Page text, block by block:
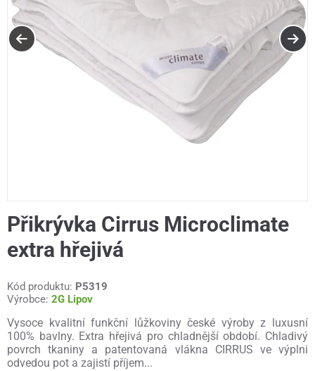
Přikrývka Cirrus Microclimate
extra hřejivá
Kód produktu: P5319
Výrobce: 2G Lipov
Vysoce kvalitní funkční lůžkoviny české výroby z luxusní
100% bavlny. Extra hřejivá pro chladnější období. Chladivý
povrch tkaniny a patentovaná vlákna CIRRUS ve výplni
odvedou pot a zajistí příjem...